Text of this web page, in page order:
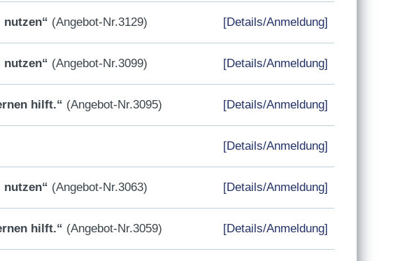
(Angebot-Nr.3129) [Details/Anmeldung]
(Angebot-Nr.3099) [Details/Anmeldung]
hilft.“ (Angebot-Nr.3095) [Details/Anmeldung]
[Details/Anmeldung]
(Angebot-Nr.3063) [Details/Anmeldung]
hilft.“ (Angebot-Nr.3059) [Details/Anmeldung]